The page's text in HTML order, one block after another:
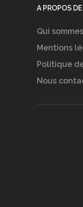
A PROPOS
Qui
Mentions
Politique
Nous